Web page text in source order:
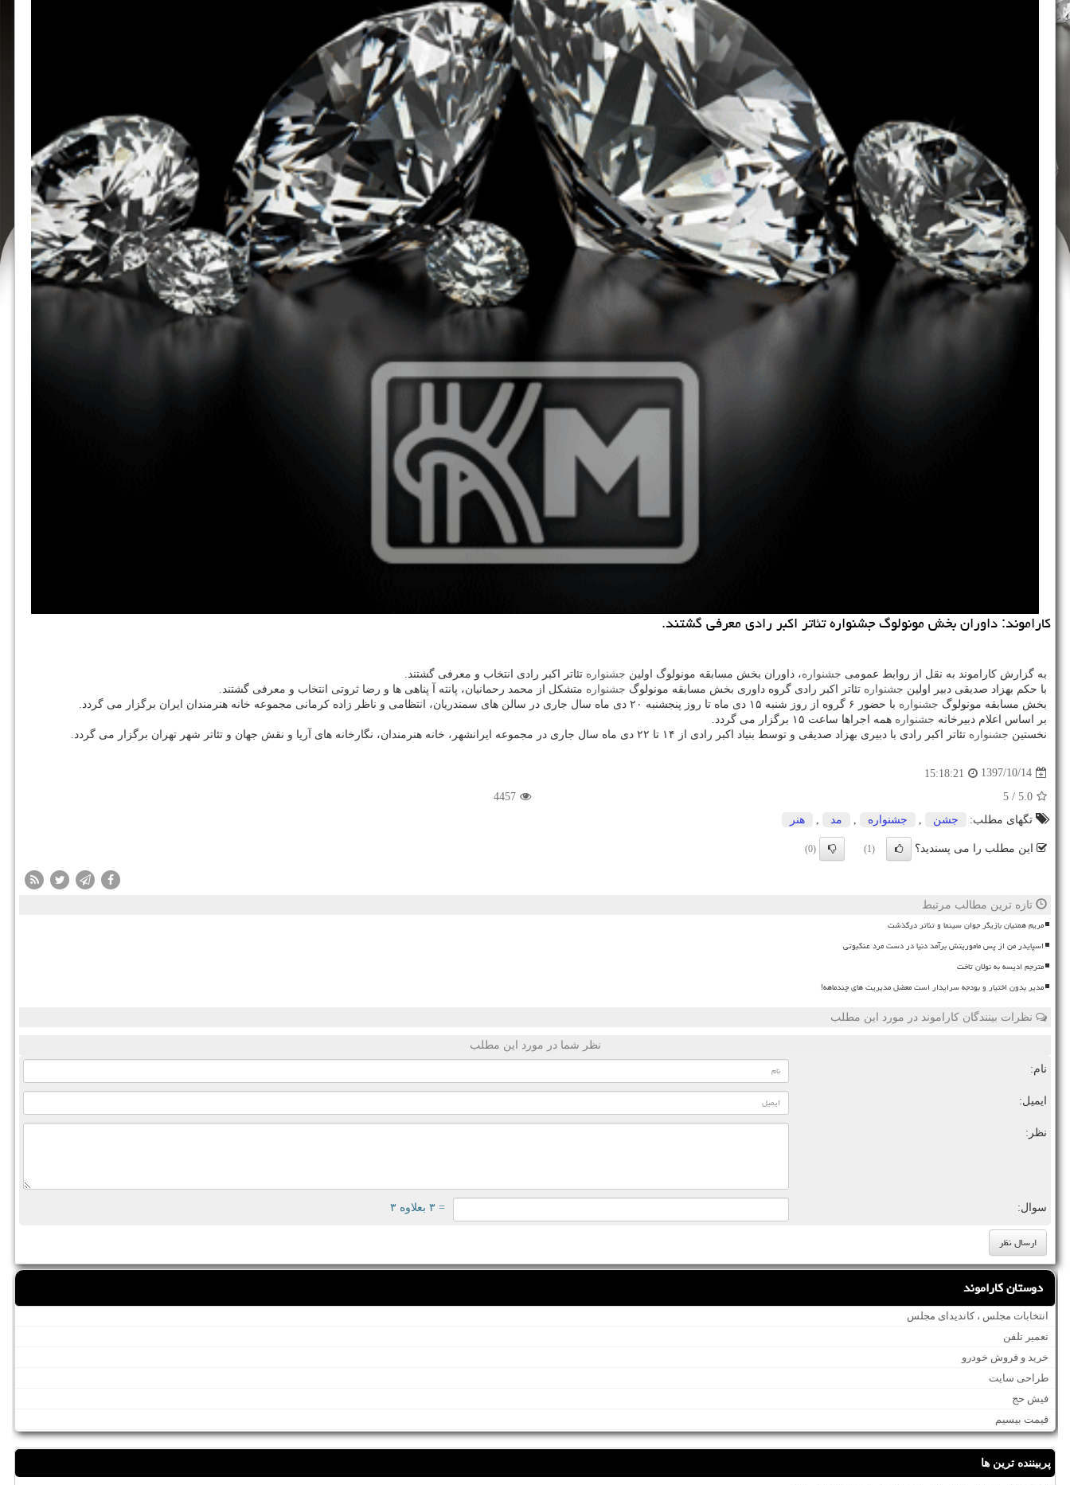
كاراموند: داوران بخش مونولوگ جشنواره تئاتر اكبر رادی معرفی گشتند.
به گزارش كاراموند به نقل از روابط عمومی جشنواره، داوران بخش مسابقه مونولوگ اولین جشنواره تئاتر اكبر رادی انتخاب و معرفی گشتند.
با حكم بهزاد صدیقی دبیر اولین جشنواره تئاتر اكبر رادی گروه داوری بخش مسابقه مونولوگ جشنواره متشكل از محمد رحمانیان، پانته آ پناهی ها و رضا ثروتی انتخاب و معرفی گشتند.
بخش مسابقه مونولوگ جشنواره با حضور ۶ گروه از روز شنبه ۱۵ دی ماه تا روز پنجشنبه ۲۰ دی ماه سال جاری در سالن های سمندریان، انتظامی و ناظر زاده كرمانی مجموعه خانه هنرمندان ایران برگزار می گردد.
بر اساس اعلام دبیرخانه جشنواره همه اجراها ساعت ۱۵ برگزار می گردد.
نخستین جشنواره تئاتر اكبر رادی با دبیری بهزاد صدیقی و توسط بنیاد اكبر رادی از ۱۴ تا ۲۲ دی ماه سال جاری در مجموعه ایرانشهر، خانه هنرمندان، نگارخانه های آریا و نقش جهان و تئاتر شهر تهران برگزار می گردد.
1397/10/14
15:18:21
5.0
/ 5
4457
تگهای مطلب:
جشن جشنواره مد هنر
این مطلب را می پسندید؟ (1)
(0)
تازه ترین مطالب مرتبط
مریم همتیان بازیگر جوان سینما و تئاتر درگذشت
اسپایدر من از پس ماموریتش برآمد دنیا در دست مرد عنکبوتی
مترجم ادیسه به نولان تاخت
مدیر بدون اختیار و بودجه سرایدار است معضل مدیریت های چندماهه!
نظرات بینندگان کاراموند در مورد این مطلب
نظر شما در مورد این مطلب
نام:
ایمیل:
نظر:
سوال: = ۳ بعلاوه ۳
دوستان کاراموند
انتخابات مجلس ، کاندیدای مجلس
تعمیر تلفن
خرید و فروش خودرو
طراحی سایت
فیش حج
قیمت بیسیم
پربیننده ترین ها